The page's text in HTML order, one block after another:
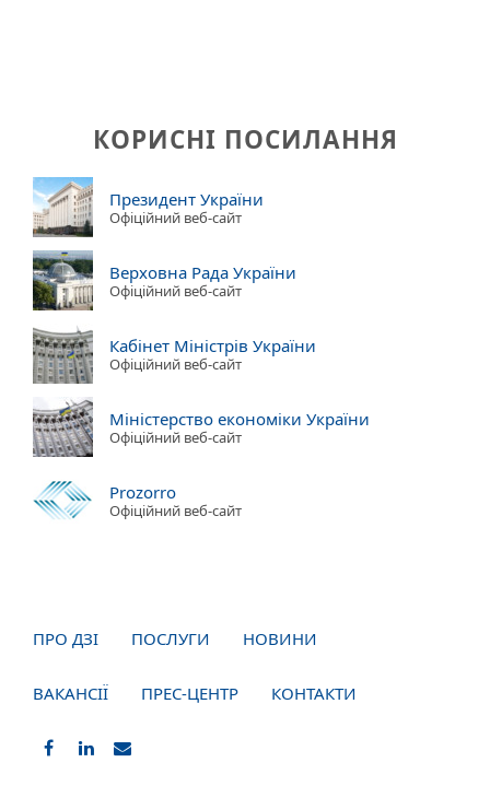
КОРИСНІ ПОСИЛАННЯ
Президент України
Офіційний веб-сайт
Верховна Рада України
Офіційний веб-сайт
Кабінет Міністрів України
Офіційний веб-сайт
Міністерство економіки України
Офіційний веб-сайт
Prozorro
Офіційний веб-сайт
ПРО ДЗІ ПОСЛУГИ НОВИНИ
ВАКАНСІЇ ПРЕС-ЦЕНТР КОНТАКТИ